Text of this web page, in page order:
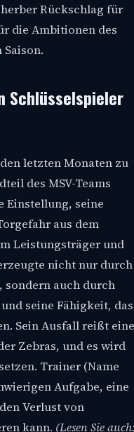
Rückschlag für
die Ambitionen des
Schlüsselspieler
letzten Monaten zu
des MSV-Teams
Einstellung, seine
aus dem
Leistungsträger und
nicht nur durch
sondern auch durch
seine Fähigkeit, das
Sein Ausfall reißt eine
Zebras, und es wird
Trainer (Name
Aufgabe, eine
Verlust von
kann. (Lesen Sie